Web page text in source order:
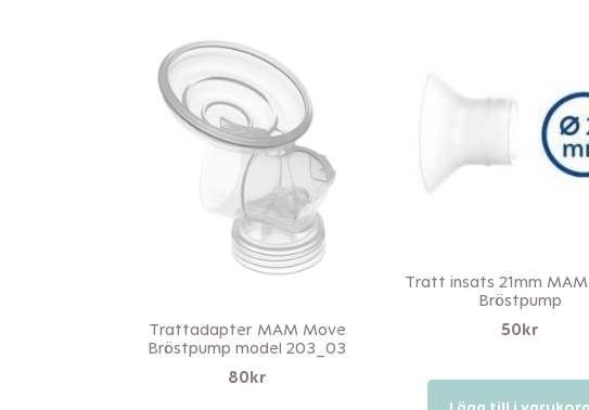
Trattadapter MAM Move
Bröstpump model 203_03
80kr
Tratt insats 21mm
Bröstpump
50kr